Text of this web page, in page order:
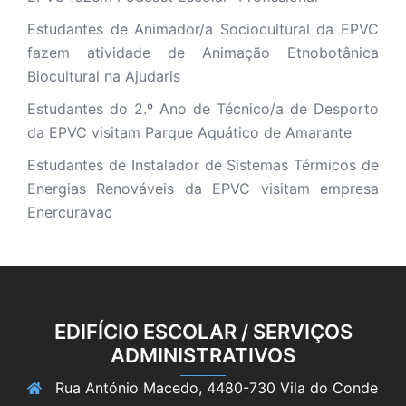
Estudantes de Animador/a Sociocultural da EPVC
fazem atividade de Animação Etnobotânica
Biocultural na Ajudaris
Estudantes do 2.º Ano de Técnico/a de Desporto
da EPVC visitam Parque Aquático de Amarante
Estudantes de Instalador de Sistemas Térmicos de
Energias Renováveis da EPVC visitam empresa
Enercuravac
EDIFÍCIO ESCOLAR / SERVIÇOS
ADMINISTRATIVOS
Rua António Macedo, 4480-730 Vila do Conde